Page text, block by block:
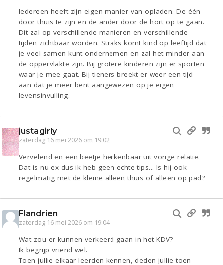
Iedereen heeft zijn eigen manier van opladen. De één
door thuis te zijn en de ander door de hort op te gaan.
Dit zal op verschillende manieren en verschillende
tijden zichtbaar worden. Straks komt kind op leeftijd dat
je veel samen kunt ondernemen en zal het minder aan
de oppervlakte zijn. Bij grotere kinderen zijn er sporten
waar je mee gaat. Bij tieners breekt er weer een tijd
aan dat je meer bent aangewezen op je eigen
levensinvulling.
justagirly
zaterdag 16 mei 2026 om 19:02
Vervelend en een beetje herkenbaar uit vorige relatie.
Dat is nu ex dus ik heb geen echte tips... Is hij ook
regelmatig met de kleine alleen thuis of alleen op pad?
Flandrien
zaterdag 16 mei 2026 om 19:04
Wat zou er kunnen verkeerd gaan in het KDV?
Ik begrijp vriend wel.
Toen jullie elkaar leerden kennen, deden jullie toen